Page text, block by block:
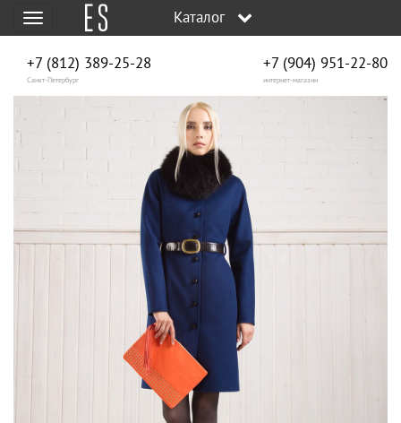
Меню Каталог
+7 (812) 389-25-28
Санкт-Петербург
+7 (904) 951‑22‑80
интернет-магазин